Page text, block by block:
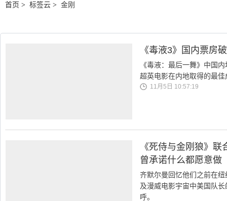
首页 > 标签云 > 金刚
《毒液3》国内票房
《毒液：最后一舞》中国
超英电影在内地取得的最佳
11月5日 10:57:19
《死侍与金刚狼》
曾承诺什么都愿意做
齐默尔曼回忆他们之前在
及漫威电影宇宙中美国队
呼。